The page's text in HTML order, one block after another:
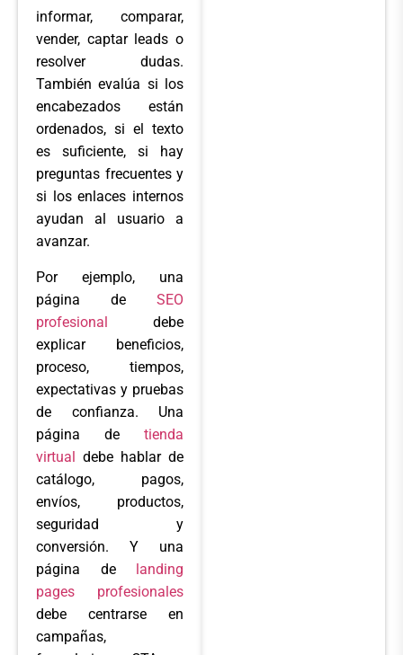
informar, comparar,
vender, captar leads o
resolver dudas.
También evalúa si los
encabezados están
ordenados, si el texto
es suficiente, si hay
preguntas frecuentes y
si los enlaces internos
ayudan al usuario a
avanzar.
Por ejemplo, una
página de SEO
profesional debe
explicar beneficios,
proceso, tiempos,
expectativas y pruebas
de confianza. Una
página de tienda
virtual debe hablar de
catálogo, pagos,
envíos, productos,
seguridad y
conversión. Y una
página de landing
pages profesionales
debe centrarse en
campañas,